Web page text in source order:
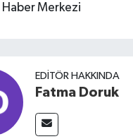
Haber Merkezi
EDITÖR HAKKINDA
Fatma Doruk